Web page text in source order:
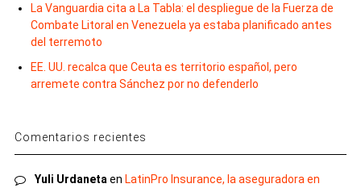
La Vanguardia cita a La Tabla: el despliegue de la Fuerza de
Combate Litoral en Venezuela ya estaba planificado antes
del terremoto
EE. UU. recalca que Ceuta es territorio español, pero
arremete contra Sánchez por no defenderlo
Comentarios recientes
Yuli Urdaneta en LatinPro Insurance, la aseguradora en